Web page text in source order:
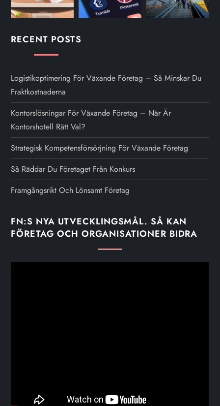
RECENT POSTS
Logistikoptimering För Växande Företag – Så Minskar Du
Fraktkostnaderna
Kontorslösningar För Växande Företag – När Är
Kontorshotell Rätt Val?
Strategisk Kompetensförsörjning För Växande Företag
Så Räddar Du Företaget Från Konkurs
Framgångsrikt Och Lönsamt Företag
FN:S NYA UTVECKLINGSMÅL. SÅ KAN
FÖRETAG OCH ORGANISATIONER BIDRA